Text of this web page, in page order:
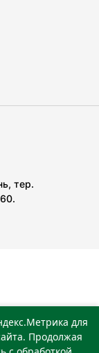
тер.
для
Продолжая